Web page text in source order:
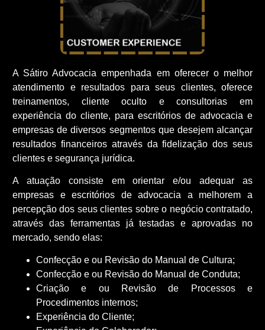
A Sátiro Advocacia empenhada em oferecer o melhor
atendimento e resultados para seus clientes, oferece
treinamentos, cliente oculto e consultorias em
experiência do cliente, para escritórios de advocacia e
empresas de diversos segmentos que desejem alcançar
resultados financeiros através da fidelização dos seus
clientes e segurança jurídica.
A atuação consiste em orientar e/ou adequar as
empresas e escritórios de advocacia a melhorem a
percepção dos seus clientes sobre o negócio contratado,
através das ferramentas já testadas e aprovadas no
mercado, sendo elas:
Confecção e ou Revisão do Manual de Cultura;
Confecção e ou Revisão do Manual de Conduta;
Criação e ou Revisão de Processos e
Procedimentos internos;
Experiência do Cliente;